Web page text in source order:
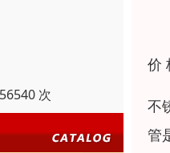
次
价
不
管